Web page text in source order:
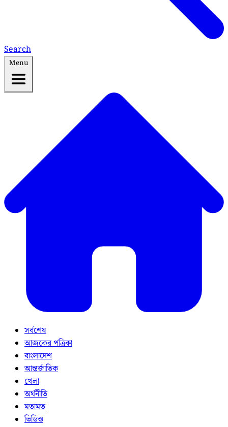
Search
Menu
সর্বশেষ
আজকের পত্রিকা
বাংলাদেশ
আন্তর্জাতিক
খেলা
অর্থনীতি
মতামত
ভিডিও